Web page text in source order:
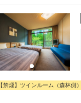
【禁煙】ツインルーム（森林側）